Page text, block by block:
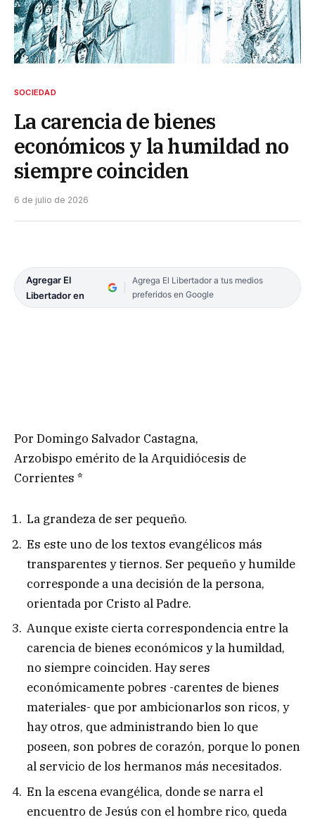
SOCIEDAD
La carencia de bienes
económicos y la humildad no
siempre coinciden
6 de julio de 2026
Agregar El
Libertador en
Agrega El Libertador a tus medios
preferidos en Google
Por Domingo Salvador Castagna,
Arzobispo emérito de la Arquidiócesis de
Corrientes *
La grandeza de ser pequeño.
Es este uno de los textos evangélicos más
transparentes y tiernos. Ser pequeño y humilde
corresponde a una decisión de la persona,
orientada por Cristo al Padre.
Aunque existe cierta correspondencia entre la
carencia de bienes económicos y la humildad,
no siempre coinciden. Hay seres
económicamente pobres -carentes de bienes
materiales- que por ambicionarlos son ricos, y
hay otros, que administrando bien lo que
poseen, son pobres de corazón, porque lo ponen
al servicio de los hermanos más necesitados.
En la escena evangélica, donde se narra el
encuentro de Jesús con el hombre rico, queda